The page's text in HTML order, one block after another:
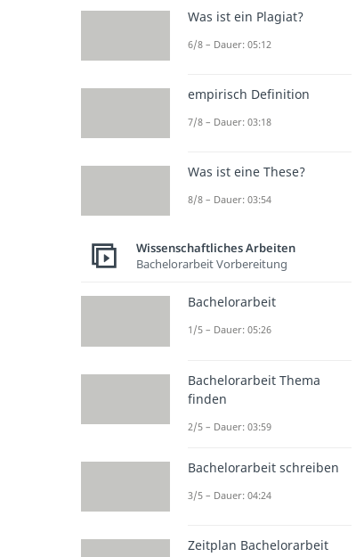
Was ist ein Plagiat?
6/8 – Dauer: 05:12
empirisch Definition
7/8 – Dauer: 03:18
Was ist eine These?
8/8 – Dauer: 03:54
Wissenschaftliches Arbeiten
Bachelorarbeit Vorbereitung
Bachelorarbeit
1/5 – Dauer: 05:26
Bachelorarbeit Thema
finden
2/5 – Dauer: 03:59
Bachelorarbeit schreiben
3/5 – Dauer: 04:24
Zeitplan Bachelorarbeit